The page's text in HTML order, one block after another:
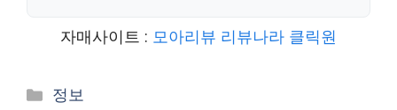
자매사이트 : 모아리뷰 리뷰나라 클릭원
Categories
정보